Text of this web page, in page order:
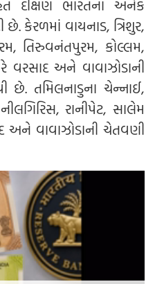
દક્ષિણ ભારતના અનેક
છે. કેરળમાં વાયનાડ, ત્રિશુર,
તિરુવનંતપુરમ, કોલ્લમ,
વરસાદ અને વાવાઝોડાની
છે. તમિલનાડુના ચેન્નાઈ,
રાનીપેટ, સાલેમ
અને વાવાઝોડાની ચેતવણી